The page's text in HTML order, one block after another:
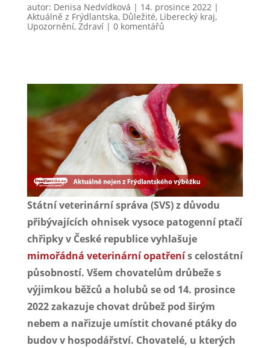
autor: Denisa Nedvídková | 14. prosince 2022 |
Aktuálně z Frýdlantska, Důležité, Liberecký kraj,
Upozornění, Zdraví| 0 komentářů
Státní veterinární správa (SVS) z důvodu
přibývajících ohnisek vysoce patogenní ptačí
chřipky v České republice vyhlašuje
mimořádná veterinární opatřenís celostátní
působností. Všem chovatelům drůbeže s
výjimkou běžců a holubů se od 14. prosince
2022 zakazuje chovat drůbež pod širým
nebem a nařizuje umístit chované ptáky do
budov v hospodářství. Chovatelé, u kterých